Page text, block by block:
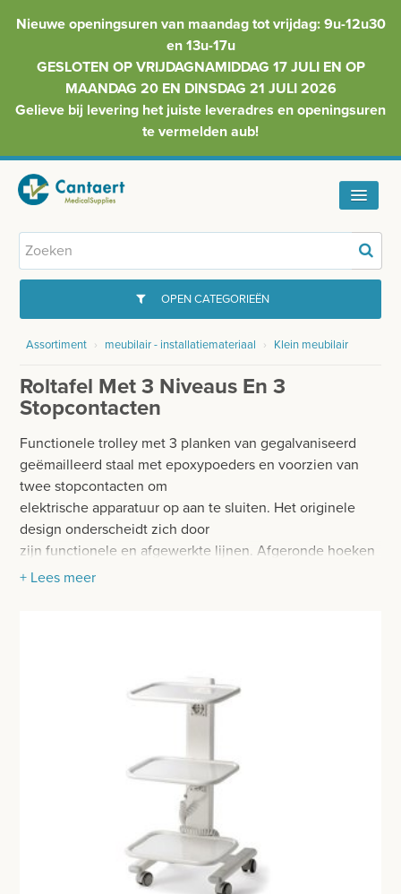
Nieuwe openingsuren van maandag tot vrijdag: 9u-12u30
en 13u-17u
GESLOTEN OP VRIJDAGNAMIDDAG 17 JULI EN OP
MAANDAG 20 EN DINSDAG 21 JULI 2026
Gelieve bij levering het juiste leveradres en openingsuren
te vermelden aub!
HOME
BESURGICAL - INSTRUMENTARIUM
OPERATIE SETS
CONTACT
login
WIJZIG NAAR EXCLUSIEF BTW
OPEN CATEGORIEËN
GYNAECOLOGIE
INJECTIEMATERIAAL
WOND- EN VERBANDMATERIAAL
HANDSCHOENEN
HECHTINGSMATERIAAL
OPERATIE-PROTECTIEMATERIAAL
HYGIENE
APPARATUUR EN DIAGNOSE
MEUBILAIR - INSTALLATIEMATERIAAL
KOOIEN EN TOEBEHOREN
STERILISEREN EN AUTOCLAVEREN
Assortiment › meubilair - installatiemateriaal › Klein meubilair
Roltafel Met 3 Niveaus En 3
Stopcontacten
Functionele trolley met 3 planken van gegalvaniseerd
geëmailleerd staal met epoxypoeders en voorzien van
twee stopcontacten om
elektrische apparatuur op aan te sluiten. Het originele
design onderscheidt zich door
zijn functionele en afgewerkte lijnen. Afgeronde hoeken
en nauwkeurige afwerkingen
afmeting van een schapje zelf: 40cm breedt x 30cm
+ Lees meer